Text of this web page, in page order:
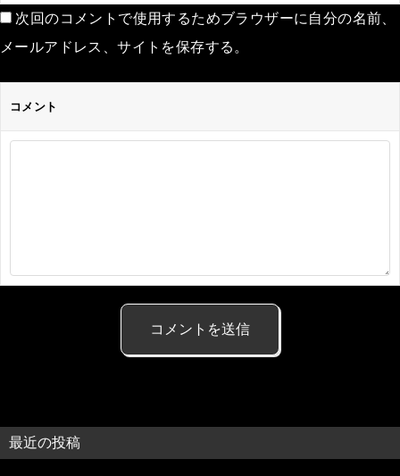
次回のコメントで使用するためブラウザーに自分の名前、
メールアドレス、サイトを保存する。
コメント
最近の投稿